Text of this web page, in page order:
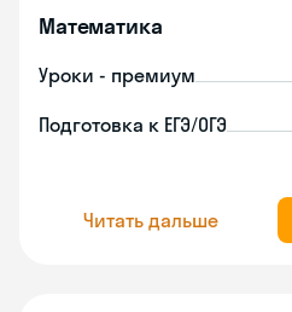
Математика
Уроки - премиум
Подготовка к ЕГЭ/ОГЭ
Читать дальше